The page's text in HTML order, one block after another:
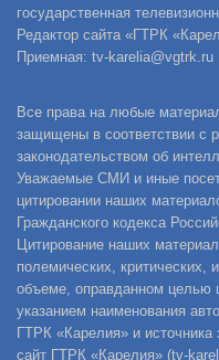
государственная
Редактор сайта «ГТРК
Приемная: tv-karelia@vgtrk.ru
Все права на любые
защищены в соответствии с
законодательством об
Уважаемые СМИ и иные
цитировании наших
Гражданского кодекса
Цитирование наших
полемических,
объеме, оправданном целью
указанием наименования
ГТРК «Карелия» и источника
сайт ГТРК «Карелия» (tv-